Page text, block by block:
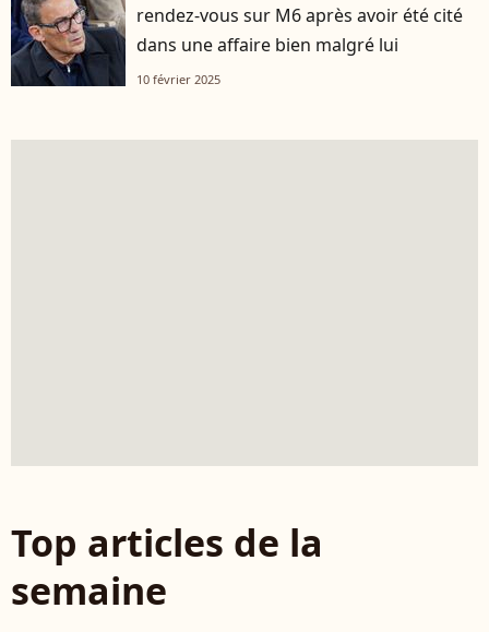
rendez-vous sur M6 après avoir été cité
dans une affaire bien malgré lui
10 février 2025
Top articles de la
semaine